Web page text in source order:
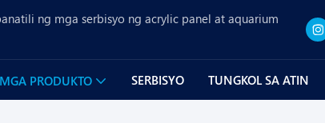
ng mga serbisyo ng acrylic panel at aquarium
MGA PRODUKTO SERBISYO TUNGKOL SA ATIN